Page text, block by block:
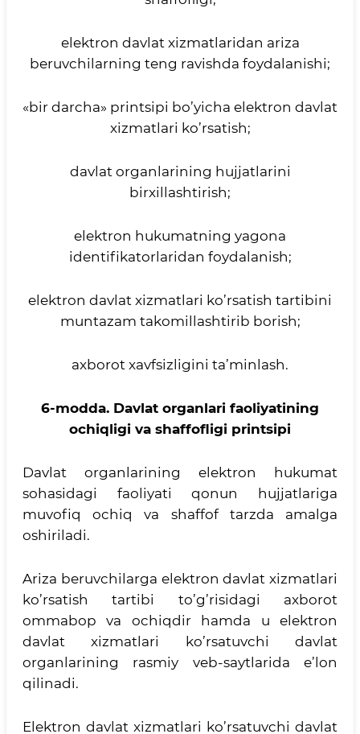
elektron davlat xizmatlaridan ariza
beruvchilarning teng ravishda foydalanishi;
«bir darcha» printsipi bo’yicha elektron davlat
xizmatlari ko’rsatish;
davlat organlarining hujjatlarini
birxillashtirish;
elektron hukumatning yagona
identifikatorlaridan foydalanish;
elektron davlat xizmatlari ko’rsatish tartibini
muntazam takomillashtirib borish;
axborot xavfsizligini ta’minlash.
6-modda. Davlat organlari faoliyatining
ochiqligi va shaffofligi printsipi
Davlat organlarining elektron hukumat
sohasidagi faoliyati qonun hujjatlariga
muvofiq ochiq va shaffof tarzda amalga
oshiriladi.
Ariza beruvchilarga elektron davlat xizmatlari
ko’rsatish tartibi to’g’risidagi axborot
ommabop va ochiqdir hamda u elektron
davlat xizmatlari ko’rsatuvchi davlat
organlarining rasmiy veb-saytlarida e’lon
qilinadi.
Elektron davlat xizmatlari ko’rsatuvchi davlat